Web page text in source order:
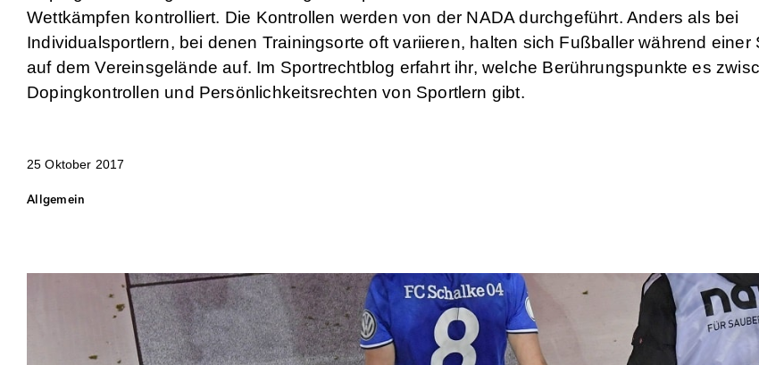
Wettkämpfen kontrolliert. Die Kontrollen werden von der NADA durchgeführt. Anders als bei
Individualsportlern, bei denen Trainingsorte oft variieren, halten sich Fußballer während einer
auf dem Vereinsgelände auf. Im Sportrechtblog erfahrt ihr, welche Berührungspunkte es
Dopingkontrollen und Persönlichkeitsrechten von Sportlern gibt.
25 Oktober 2017
Allgemein